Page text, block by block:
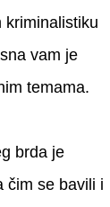
kriminalistiku
vam je
temama.
brda je
čim se bavili i